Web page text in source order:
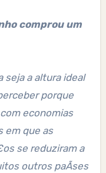
comprou um
seja a altura ideal
porque
economias
em que as
se reduziram a
outros paÃ­ses